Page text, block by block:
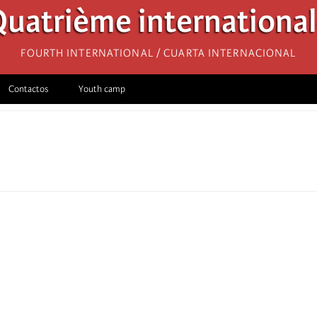
Fourth International / Cuarta Internacional
Contactos Youth camp